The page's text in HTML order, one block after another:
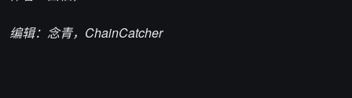
编辑：念青，ChainCatcher